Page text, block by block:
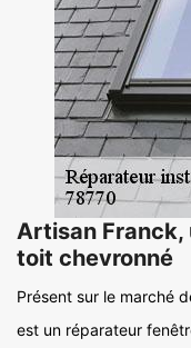
Artisan Franck,
toit chevronné
Présent sur le marché
est un réparateur